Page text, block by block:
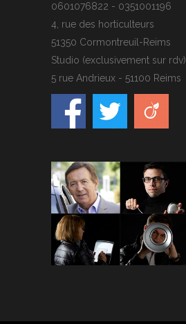
0601076822 - 0351001196
4, rue des horticulteurs
51350 Cormontreuil-Reims
Studio (exclusivement sur rdv)
5 rue Andrieux - 51100 Reims